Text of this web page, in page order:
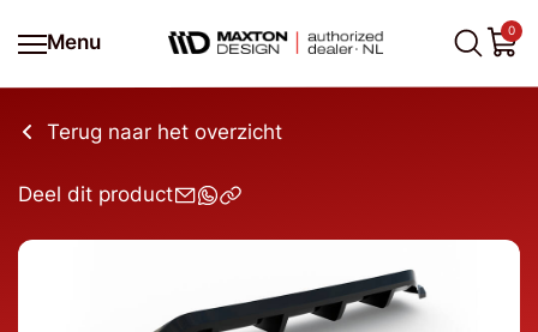
Menu
0
Terug naar het overzicht
Deel dit product